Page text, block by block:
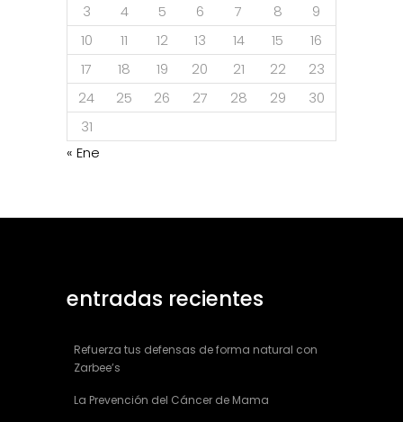
3
4 5 6 7 8
9
10
11 12 13 14 15
16
17
18 19 20 21 22
23
24
25 26 27 28 29
30
31
« Ene
entradas recientes
Refuerza tus defensas de forma natural con
Zarbee’s
La Prevención del Cáncer de Mama